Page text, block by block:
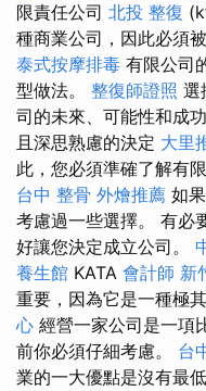
限責任公司 北投 整復
種商業公司，因此必須
泰式按摩排毒 有限公司
型做法。 整復師證照 選
司的未來、可能性和成功
且深思熟慮的決定 大里
此，您必須準確了解有
台中 整骨 外燴推薦 如
考慮過一些選擇。 有必
好讓您決定成立公司。
養生館 KATA 會計師 新
重要，因為它是一種極
心 經營一家公司是一項
前你必須仔細考慮。 台
業的一大優點是沒有最